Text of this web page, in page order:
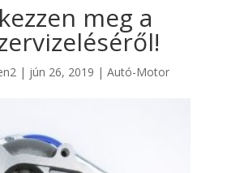
meg a
| jún 26, 2019 | Autó-Motor